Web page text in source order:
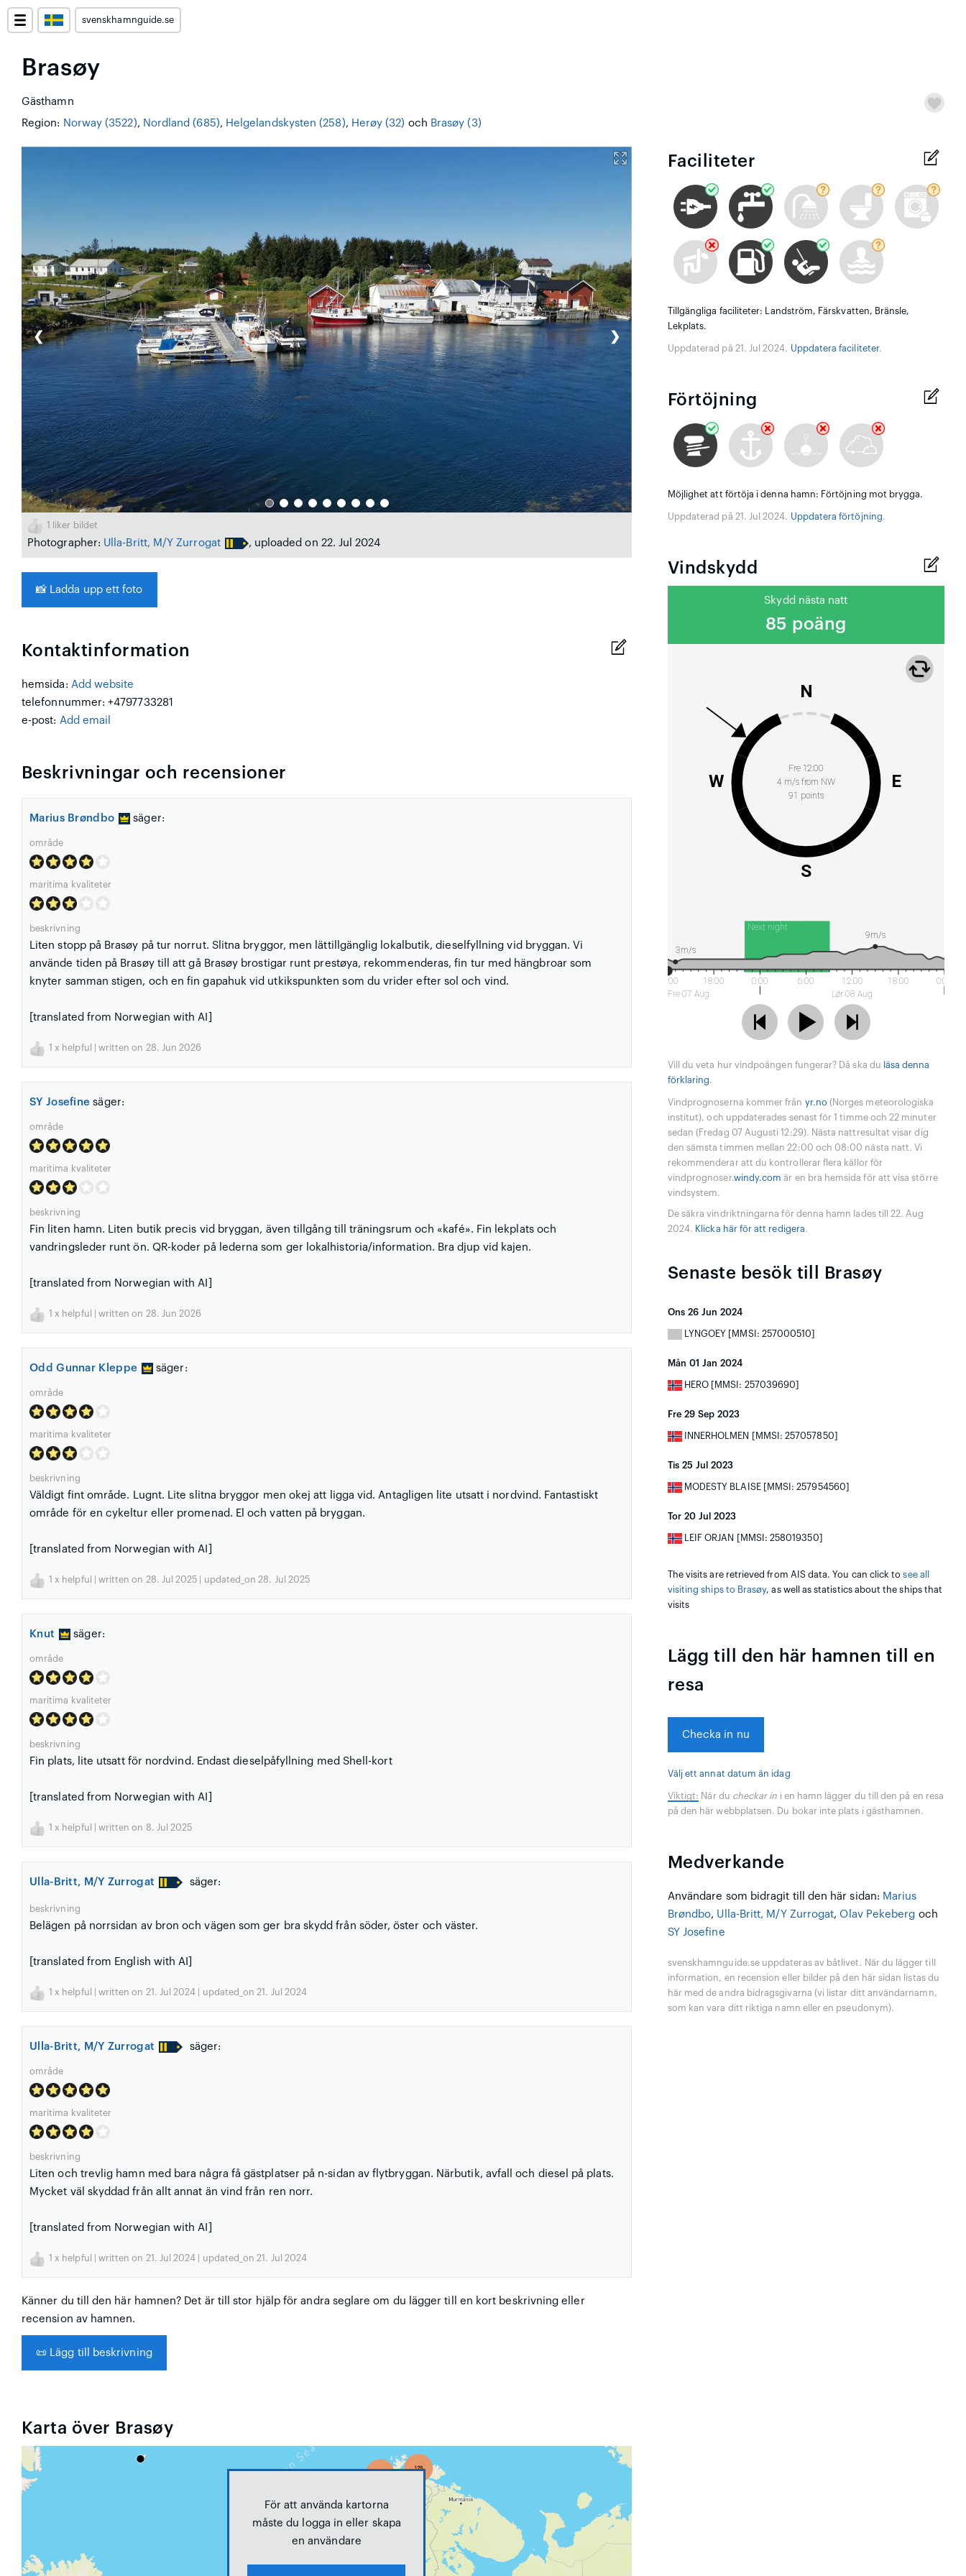
svenskhamnguide.se
Brasøy
Gästhamn
Region: Norway (3522), Nordland (685), Helgelandskysten (258), Herøy (32) och Brasøy (3)
❮ ❯
1 liker bildet
Photographer: Ulla-Britt, M/Y Zurrogat , uploaded on 22. Jul 2024
📸 Ladda upp ett foto
Kontaktinformation
hemsida: Add website
telefonnummer: +4797733281
e-post: Add email
Beskrivningar och recensioner
Marius Brøndbo säger:
område
maritima kvaliteter
beskrivning
Liten stopp på Brasøy på tur norrut. Slitna bryggor, men lättillgänglig lokalbutik, dieselfyllning vid bryggan. Vi
använde tiden på Brasøy till att gå Brasøy brostigar runt prestøya, rekommenderas, fin tur med hängbroar som
knyter samman stigen, och en fin gapahuk vid utkikspunkten som du vrider efter sol och vind.
[translated from Norwegian with AI]
1 x helpful | written on 28. Jun 2026
SY Josefine säger:
område
maritima kvaliteter
beskrivning
Fin liten hamn. Liten butik precis vid bryggan, även tillgång till träningsrum och «kafé». Fin lekplats och
vandringsleder runt ön. QR-koder på lederna som ger lokalhistoria/information. Bra djup vid kajen.
[translated from Norwegian with AI]
1 x helpful | written on 28. Jun 2026
Odd Gunnar Kleppe säger:
område
maritima kvaliteter
beskrivning
Väldigt fint område. Lugnt. Lite slitna bryggor men okej att ligga vid. Antagligen lite utsatt i nordvind. Fantastiskt
område för en cykeltur eller promenad. El och vatten på bryggan.
[translated from Norwegian with AI]
1 x helpful | written on 28. Jul 2025 | updated_on 28. Jul 2025
Knut säger:
område
maritima kvaliteter
beskrivning
Fin plats, lite utsatt för nordvind. Endast dieselpåfyllning med Shell-kort
[translated from Norwegian with AI]
1 x helpful | written on 8. Jul 2025
Ulla-Britt, M/Y Zurrogat säger:
beskrivning
Belägen på norrsidan av bron och vägen som ger bra skydd från söder, öster och väster.
[translated from English with AI]
1 x helpful | written on 21. Jul 2024 | updated_on 21. Jul 2024
Ulla-Britt, M/Y Zurrogat säger:
område
maritima kvaliteter
beskrivning
Liten och trevlig hamn med bara några få gästplatser på n-sidan av flytbryggan. Närbutik, avfall och diesel på plats.
Mycket väl skyddad från allt annat än vind från ren norr.
[translated from Norwegian with AI]
1 x helpful | written on 21. Jul 2024 | updated_on 21. Jul 2024
Känner du till den här hamnen? Det är till stor hjälp för andra seglare om du lägger till en kort beskrivning eller
recension av hamnen.
📜 Lägg till beskrivning
Karta över Brasøy
För att använda kartorna
måste du logga in eller skapa
en användare
Faciliteter
Tillgängliga faciliteter: Landström, Färskvatten, Bränsle,
Lekplats.
Uppdaterad på 21. Jul 2024. Uppdatera faciliteter.
Förtöjning
Möjlighet att förtöja i denna hamn: Förtöjning mot brygga.
Uppdaterad på 21. Jul 2024. Uppdatera förtöjning.
Vindskydd
Skydd nästa natt
85 poäng
Fre 12:00
4 m/s from NW
91 points
N
E
S
W
Next night
12:00
Fre 07 Aug
18:00 0:00 6:00
12:00
Lør 08 Aug
18:00 0:00
9m/s
3m/s
Vill du veta hur vindpoängen fungerar? Då ska du läsa denna
förklaring.
Vindprognoserna kommer från yr.no (Norges meteorologiska
institut), och uppdaterades senast för 1 timme och 22 minuter
sedan (Fredag 07 Augusti 12:29). Nästa nattresultat visar dig
den sämsta timmen mellan 22:00 och 08:00 nästa natt. Vi
rekommenderar att du kontrollerar flera källor för
vindprognoser.windy.com är en bra hemsida för att visa större
vindsystem.
De säkra vindriktningarna för denna hamn lades till 22. Aug
2024. Klicka här för att redigera.
Senaste besök till Brasøy
Ons 26 Jun 2024
LYNGOEY [MMSI: 257000510]
Mån 01 Jan 2024
HERO [MMSI: 257039690]
Fre 29 Sep 2023
INNERHOLMEN [MMSI: 257057850]
Tis 25 Jul 2023
MODESTY BLAISE [MMSI: 257954560]
Tor 20 Jul 2023
LEIF ORJAN [MMSI: 258019350]
The visits are retrieved from AIS data. You can click tosee all
visiting ships to Brasøy, as well as statistics about the ships that
visits
Lägg till den här hamnen till en
resa
Checka in nu
Välj ett annat datum än idag
Viktigt: När du checkar in i en hamn lägger du till den på en resa
på den här webbplatsen. Du bokar inte plats i gästhamnen.
Medverkande
Användare som bidragit till den här sidan: Marius
Brøndbo, Ulla-Britt, M/Y Zurrogat,Olav Pekeberg och
SY Josefine
svenskhamnguide.se uppdateras av båtlivet. När du lägger till
information, en recension eller bilder på den här sidan listas du
här med de andra bidragsgivarna (vi listar ditt användarnamn,
som kan vara ditt riktiga namn eller en pseudonym).